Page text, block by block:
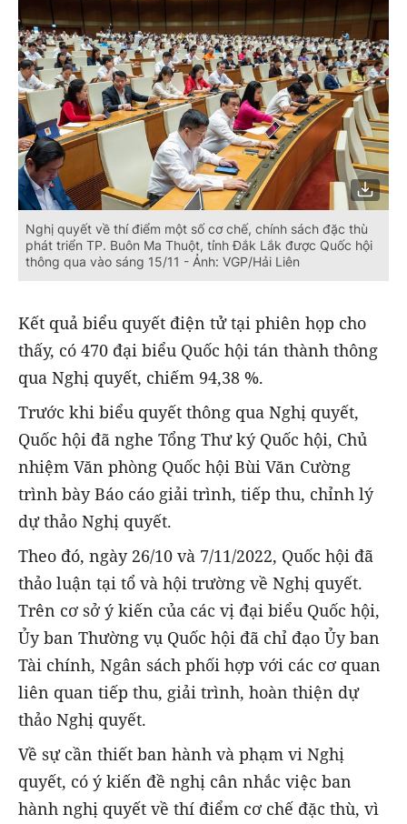
Nghị quyết về thí điểm một số cơ chế, chính sách đặc thù
phát triển TP. Buôn Ma Thuột, tỉnh Đắk Lắk được Quốc hội
thông qua vào sáng 15/11 - Ảnh: VGP/Hải Liên
Kết quả biểu quyết điện tử tại phiên họp cho
thấy, có 470 đại biểu Quốc hội tán thành thông
qua Nghị quyết, chiếm 94,38 %.
Trước khi biểu quyết thông qua Nghị quyết,
Quốc hội đã nghe Tổng Thư ký Quốc hội, Chủ
nhiệm Văn phòng Quốc hội Bùi Văn Cường
trình bày Báo cáo giải trình, tiếp thu, chỉnh lý
dự thảo Nghị quyết.
Theo đó, ngày 26/10 và 7/11/2022, Quốc hội đã
thảo luận tại tổ và hội trường về Nghị quyết.
Trên cơ sở ý kiến của các vị đại biểu Quốc hội,
Ủy ban Thường vụ Quốc hội đã chỉ đạo Ủy ban
Tài chính, Ngân sách phối hợp với các cơ quan
liên quan tiếp thu, giải trình, hoàn thiện dự
thảo Nghị quyết.
Về sự cần thiết ban hành và phạm vi Nghị
quyết, có ý kiến đề nghị cân nhắc việc ban
hành nghị quyết về thí điểm cơ chế đặc thù, vì